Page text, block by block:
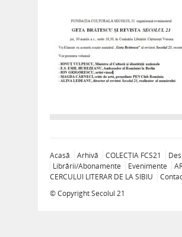
Acasă Arhivă COLECȚIA FCS21
Librării/Abonamente
Evenimente
CERCULUI LITERAR DE LA SIBIU
© CopyrightSecolul 21